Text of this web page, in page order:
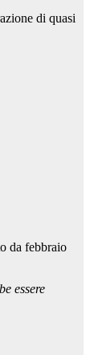
di quasi
da febbraio
essere